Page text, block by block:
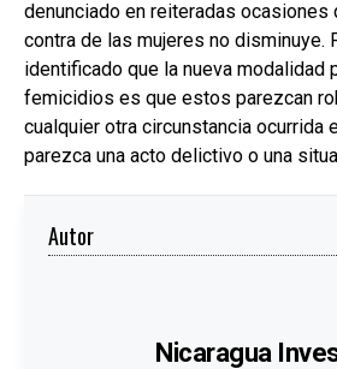
denunciado en reiteradas ocasiones
contra de las mujeres no disminuye.
identificado que la nueva modalidad
femicidios es que estos parezcan
cualquier otra circunstancia ocurrida
parezca una acto delictivo o una
Autor
Nicaragua